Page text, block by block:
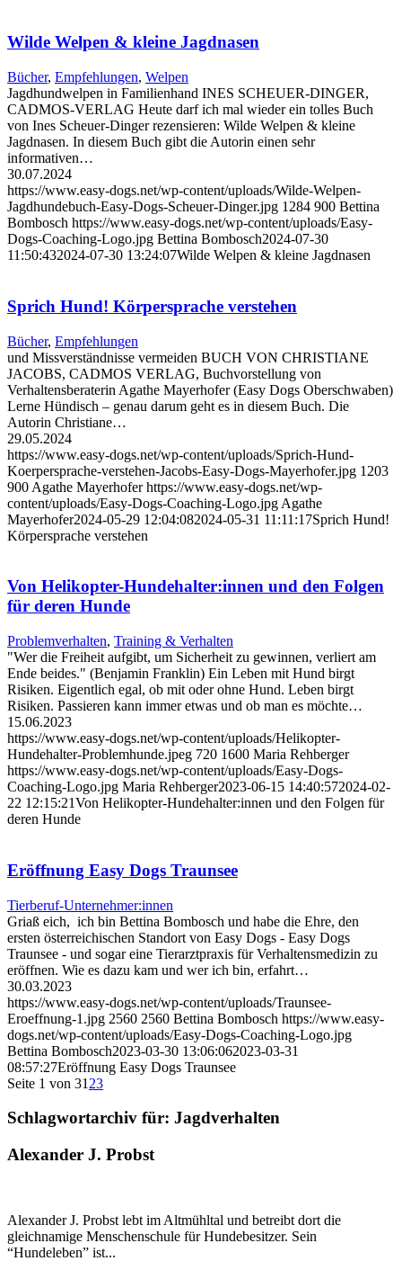
Wilde Welpen & kleine Jagdnasen
Bücher, Empfehlungen, Welpen
Jagdhundwelpen in Familienhand INES SCHEUER-DINGER,
CADMOS-VERLAG Heute darf ich mal wieder ein tolles Buch
von Ines Scheuer-Dinger rezensieren: Wilde Welpen & kleine
Jagdnasen. In diesem Buch gibt die Autorin einen sehr
informativen…
30.07.2024
https://www.easy-dogs.net/wp-content/uploads/Wilde-Welpen-
Jagdhundebuch-Easy-Dogs-Scheuer-Dinger.jpg 1284 900 Bettina
Bombosch https://www.easy-dogs.net/wp-content/uploads/Easy-
Dogs-Coaching-Logo.jpg Bettina Bombosch2024-07-30
11:50:432024-07-30 13:24:07Wilde Welpen & kleine Jagdnasen
Sprich Hund! Körpersprache verstehen
Bücher, Empfehlungen
und Missverständnisse vermeiden BUCH VON CHRISTIANE
JACOBS, CADMOS VERLAG, Buchvorstellung von
Verhaltensberaterin Agathe Mayerhofer (Easy Dogs Oberschwaben)
Lerne Hündisch – genau darum geht es in diesem Buch. Die
Autorin Christiane…
29.05.2024
https://www.easy-dogs.net/wp-content/uploads/Sprich-Hund-
Koerpersprache-verstehen-Jacobs-Easy-Dogs-Mayerhofer.jpg 1203
900 Agathe Mayerhofer https://www.easy-dogs.net/wp-
content/uploads/Easy-Dogs-Coaching-Logo.jpg Agathe
Mayerhofer2024-05-29 12:04:082024-05-31 11:11:17Sprich Hund!
Körpersprache verstehen
Von Helikopter-Hundehalter:innen und den Folgen
für deren Hunde
Problemverhalten, Training & Verhalten
"Wer die Freiheit aufgibt, um Sicherheit zu gewinnen, verliert am
Ende beides." (Benjamin Franklin) Ein Leben mit Hund birgt
Risiken. Eigentlich egal, ob mit oder ohne Hund. Leben birgt
Risiken. Passieren kann immer etwas und ob man es möchte…
15.06.2023
https://www.easy-dogs.net/wp-content/uploads/Helikopter-
Hundehalter-Problemhunde.jpeg 720 1600 Maria Rehberger
https://www.easy-dogs.net/wp-content/uploads/Easy-Dogs-
Coaching-Logo.jpg Maria Rehberger2023-06-15 14:40:572024-02-
22 12:15:21Von Helikopter-Hundehalter:innen und den Folgen für
deren Hunde
Eröffnung Easy Dogs Traunsee
Tierberuf-Unternehmer:innen
Griaß eich, ich bin Bettina Bombosch und habe die Ehre, den
ersten österreichischen Standort von Easy Dogs - Easy Dogs
Traunsee - und sogar eine Tierarztpraxis für Verhaltensmedizin zu
eröffnen. Wie es dazu kam und wer ich bin, erfahrt…
30.03.2023
https://www.easy-dogs.net/wp-content/uploads/Traunsee-
Eroeffnung-1.jpg 2560 2560 Bettina Bombosch https://www.easy-
dogs.net/wp-content/uploads/Easy-Dogs-Coaching-Logo.jpg
Bettina Bombosch2023-03-30 13:06:062023-03-31
08:57:27Eröffnung Easy Dogs Traunsee
Seite 1 von 31 23
Schlagwortarchiv für: Jagdverhalten
Alexander J. Probst
Alexander J. Probst lebt im Altmühltal und betreibt dort die
gleichnamige Menschenschule für Hundebesitzer. Sein
“Hundeleben” ist...